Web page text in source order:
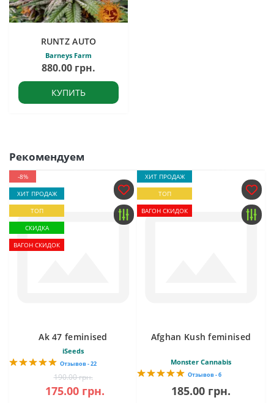
RUNTZ AUTO
Barneys Farm
880.00 грн.
КУПИТЬ
Рекомендуем
-8%
ХИТ ПРОДАЖ
ТОП
СКИДКА
ВАГОН СКИДОК
Ak 47 feminised
iSeeds
Отзывов - 22
190.00 грн.
175.00 грн.
ХИТ ПРОДАЖ
ТОП
ВАГОН СКИДОК
Afghan Kush feminised
Monster Cannabis
Отзывов - 6
185.00 грн.